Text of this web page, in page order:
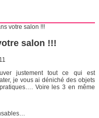
votre salon !!!
salon !!!
justement tout ce qui est
je vous ai déniché des objets
Voire les 3 en même